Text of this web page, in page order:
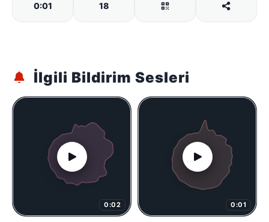
0:01 18
İlgili Bildirim Sesleri
0:02 0:01